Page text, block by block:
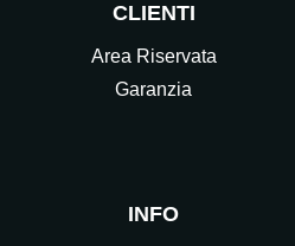
CLIENTI
Area Riservata
Garanzia
INFO